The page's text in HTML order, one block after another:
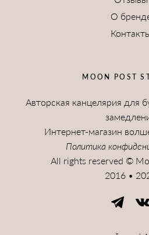
О
MOON POST
Авторская канцелярия для
Интернет-магазин
Политика
All rights reserved ©
2016 •